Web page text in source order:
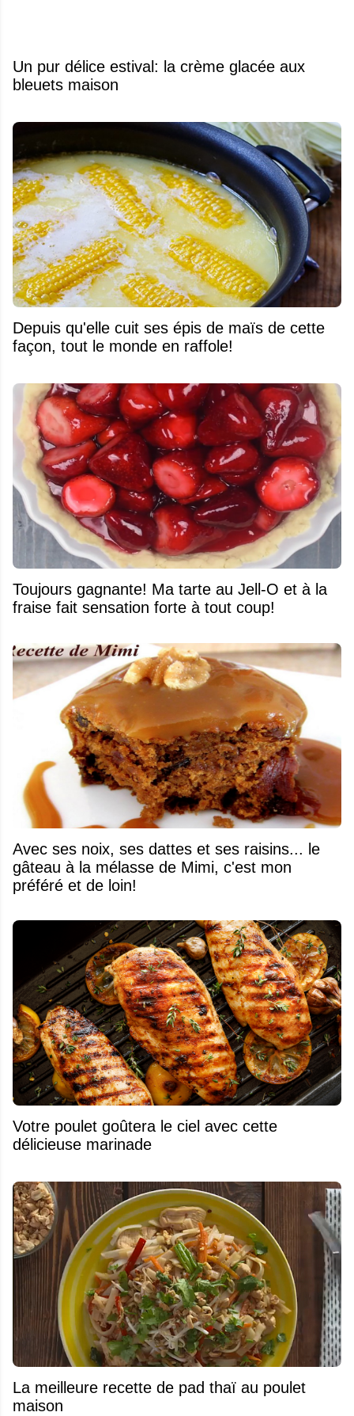
Un pur délice estival: la crème glacée aux
bleuets maison
Depuis qu'elle cuit ses épis de maïs de cette
façon, tout le monde en raffole!
Toujours gagnante! Ma tarte au Jell-O et à la
fraise fait sensation forte à tout coup!
Avec ses noix, ses dattes et ses raisins... le
gâteau à la mélasse de Mimi, c'est mon
préféré et de loin!
Votre poulet goûtera le ciel avec cette
délicieuse marinade
La meilleure recette de pad thaï au poulet
maison